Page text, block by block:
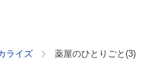
ライズ 薬屋のひとりごと(3)